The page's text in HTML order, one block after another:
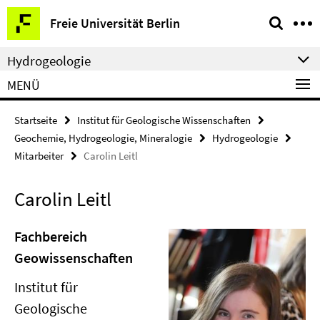
Springe
direkt
zu
Inhalt
Freie Universität Berlin
Service-
Navigation
Hydrogeologie
MENÜ
Startseite
Institut für Geologische Wissenschaften
Geochemie, Hydrogeologie, Mineralogie
Hydrogeologie
Mitarbeiter
Carolin Leitl
Carolin Leitl
Fachbereich
Geowissenschaften
Institut für
Geologische